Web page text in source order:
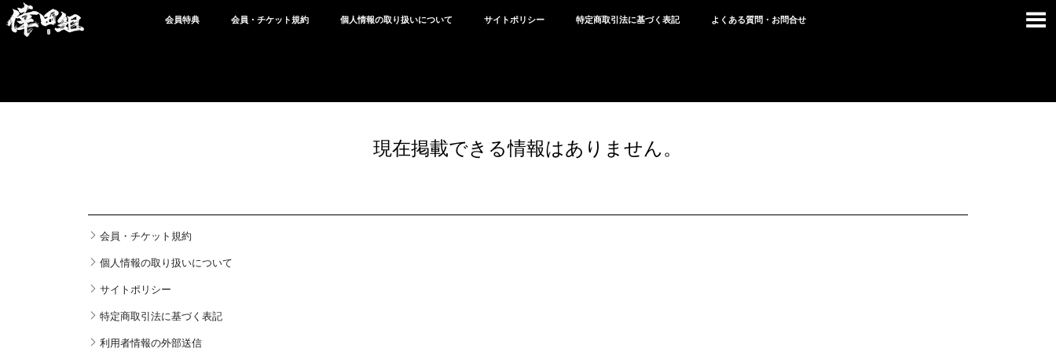
会員特典 会員・チケット規約 個人情報の取り扱いについて サイトポリシー 特定商取引法に基づく表記 よくある質問・お問合せ
現在掲載できる情報はありません。
会員・チケット規約
個人情報の取り扱いについて
サイトポリシー
特定商取引法に基づく表記
利用者情報の外部送信